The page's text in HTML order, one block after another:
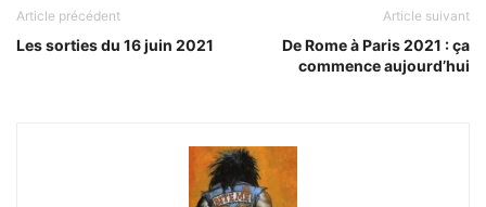
Article précédent
Les sorties du 16 juin 2021
Article suivant
De Rome à Paris 2021 : ça
commence aujourd’hui